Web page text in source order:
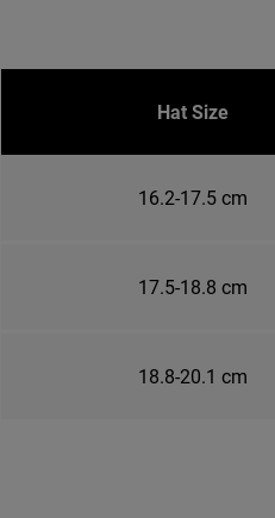
Hat Size
16.2-17.5 cm
17.5-18.8 cm
18.8-20.1 cm